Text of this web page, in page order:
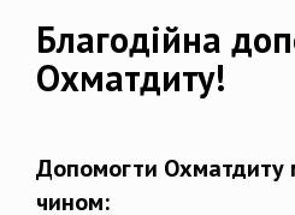
Благодійна
Охматдиту!
Допомогти Охматдиту
чином: